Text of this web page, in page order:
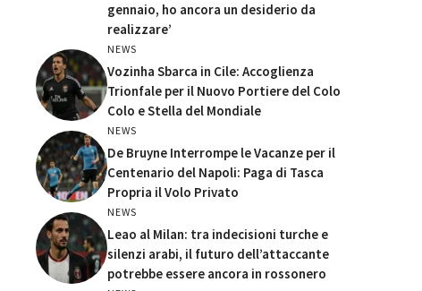
gennaio, ho ancora un desiderio da
realizzare’
NEWS
Vozinha Sbarca in Cile: Accoglienza
Trionfale per il Nuovo Portiere del Colo
Colo e Stella del Mondiale
NEWS
De Bruyne Interrompe le Vacanze per il
Centenario del Napoli: Paga di Tasca
Propria il Volo Privato
NEWS
Leao al Milan: tra indecisioni turche e
silenzi arabi, il futuro dell’attaccante
potrebbe essere ancora in rossonero